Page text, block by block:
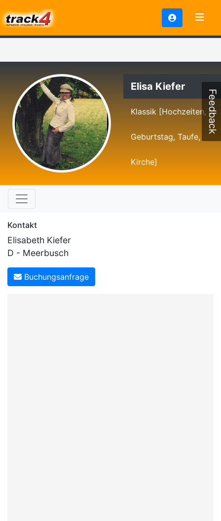
Elisa Kiefer
Klassik [Hochzeiten,
Geburtstag, Taufe,
Kirche]
Kontakt
Elisabeth Kiefer
D - Meerbusch
Buchungsanfrage
Feedback